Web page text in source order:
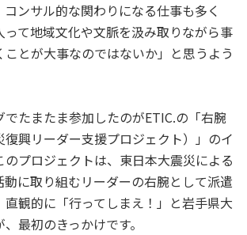
ンサル的な関わりになる仕事も多く
って地域文化や文脈を汲み取りながら事
とが大事なのではないか」と思うよう
でたまたま参加したのがETIC.の「右腕
復興リーダー支援プロジェクト）」のイ
のプロジェクトは、東日本大震災による
に取り組むリーダーの右腕として派遣
直観的に「行ってしまえ！」と岩手県大
最初のきっかけです。